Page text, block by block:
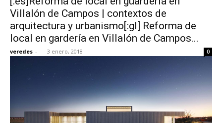
Villalón de Campos | contextos de
arquitectura y urbanismo[:gl] Reforma de
local en gardería en Villalón de Campos...
veredes - 3 enero, 2018 0